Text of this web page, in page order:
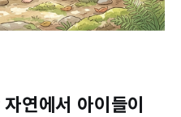
연에서 아이들이